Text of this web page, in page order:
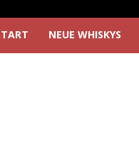
NEUE WHISKYS